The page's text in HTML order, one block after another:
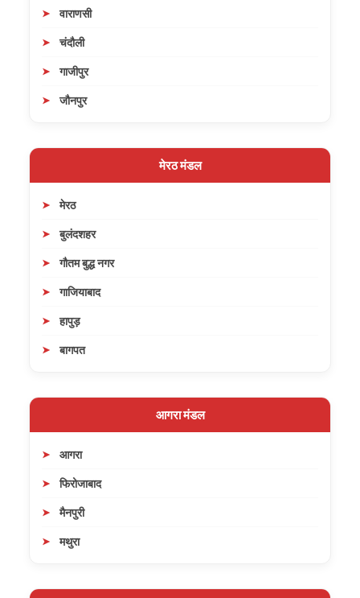
वाराणसी
चंदौली
गाजीपुर
जौनपुर
मेरठ मंडल
मेरठ
बुलंदशहर
गौतम बुद्ध नगर
गाजियाबाद
हापुड़
बागपत
आगरा मंडल
आगरा
फिरोजाबाद
मैनपुरी
मथुरा